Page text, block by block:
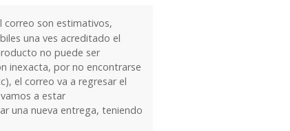
son estimativos,
una ves acreditado el
no puede ser
inexacta, por no encontrarse
el correo va a regresar el
a estar
una nueva entrega, teniendo